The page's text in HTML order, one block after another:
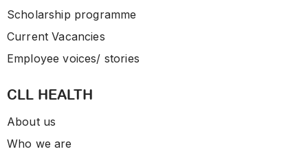
Scholarship programme
Current Vacancies
Employee voices/ stories
CLL HEALTH
About us
Who we are